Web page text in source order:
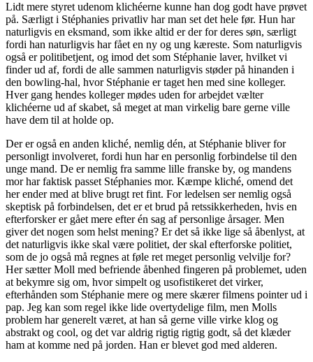
Lidt mere styret udenom klichéerne kunne han dog godt have prøvet
på. Særligt i Stéphanies privatliv har man set det hele før. Hun har
naturligvis en eksmand, som ikke altid er der for deres søn, særligt
fordi han naturligvis har fået en ny og ung kæreste. Som naturligvis
også er politibetjent, og imod det som Stéphanie laver, hvilket vi
finder ud af, fordi de alle sammen naturligvis støder på hinanden i
den bowling-hal, hvor Stéphanie er taget hen med sine kolleger.
Hver gang hendes kolleger mødes uden for arbejdet vælter
klichéerne ud af skabet, så meget at man virkelig bare gerne ville
have dem til at holde op.
Der er også en anden kliché, nemlig dén, at Stéphanie bliver for
personligt involveret, fordi hun har en personlig forbindelse til den
unge mand. De er nemlig fra samme lille franske by, og mandens
mor har faktisk passet Stéphanies mor. Kæmpe kliché, omend det
her ender med at blive brugt ret fint. For ledelsen ser nemlig også
skeptisk på forbindelsen, det er et brud på retssikkerheden, hvis en
efterforsker er gået mere efter én sag af personlige årsager. Men
giver det nogen som helst mening? Er det så ikke lige så åbenlyst, at
det naturligvis ikke skal være politiet, der skal efterforske politiet,
som de jo også må regnes at føle ret meget personlig velvilje for?
Her sætter Moll med befriende åbenhed fingeren på problemet, uden
at bekymre sig om, hvor simpelt og usofistikeret det virker,
efterhånden som Stéphanie mere og mere skærer filmens pointer ud i
pap. Jeg kan som regel ikke lide overtydelige film, men Molls
problem har generelt været, at han så gerne ville virke klog og
abstrakt og cool, og det var aldrig rigtig rigtig godt, så det klæder
ham at komme ned på jorden. Han er blevet god med alderen.